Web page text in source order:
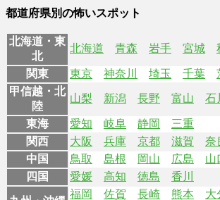
都道府県別の怖いスポット
北海道・東
北
北海道 青森 岩手 宮城
関東 東京 神奈川 埼玉 千葉
甲信越・北
陸
山梨 新潟 長野 富山 石
東海 愛知 岐阜 静岡
三重
関西
大阪 兵庫 京都 滋賀 奈
中国
鳥取 島根 岡山 広島
山
四国
愛媛 高知 徳島 香川
福岡 佐賀 長崎 熊本 大